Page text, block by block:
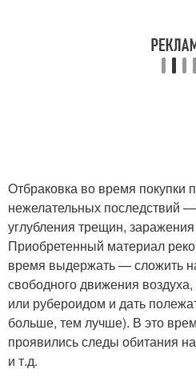
Отбраковка во время покупки
нежелательных последствий
углубления трещин,
Приобретенный материал
время выдержать — сложить
свободного движения
или рубероидом и дать
больше, тем лучше). В это
проявились следы обитания
и т.д.